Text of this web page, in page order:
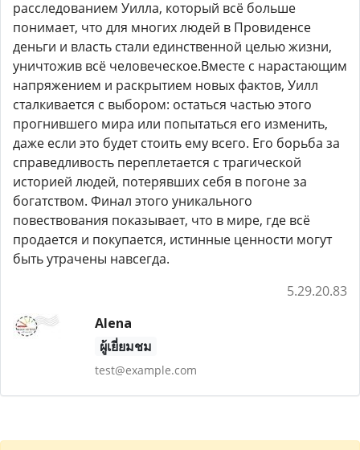
расследованием Уилла, который всё больше
понимает, что для многих людей в Провиденсе
деньги и власть стали единственной целью жизни,
уничтожив всё человеческое.Вместе с нарастающим
напряжением и раскрытием новых фактов, Уилл
сталкивается с выбором: остаться частью этого
прогнившего мира или попытаться его изменить,
даже если это будет стоить ему всего. Его борьба за
справедливость переплетается с трагической
историей людей, потерявших себя в погоне за
богатством. Финал этого уникального
повествования показывает, что в мире, где всё
продается и покупается, истинные ценности могут
быть утрачены навсегда.
5.29.20.83
Alena
ผู้เยี่ยมชม
test@example.com